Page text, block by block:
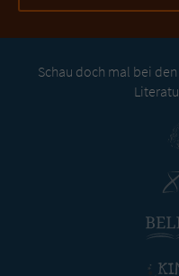
Schau doch mal bei